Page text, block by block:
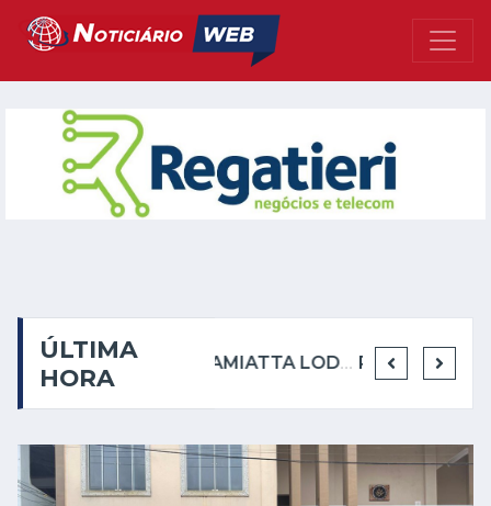
ÚLTIMA
HORA
CASA DA MÚSICA SÔNIA CABRAL APRESENTA PROGRAMAÇÃO DIVERSIFICADA EM AGOSTO COM LITERATURA, TEATRO, MÚSICA, HUMOR E CAPOEIRA AMIATTA LODGE REÚNE CONVIDADOS PARA PODA DAS VIDEIRAS EM SÁBADO DE LUA NOVA RE/MAX FACILITY 2 INAUGURA NOVA SEDE EM CASTELO E CONSOLIDA EXPANSÃO NO SUL DO ESPÍRITO SANTO